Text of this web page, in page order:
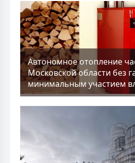
Aвтономное отопление
Московской области без
минимальным участием